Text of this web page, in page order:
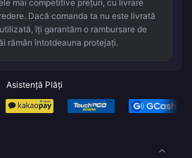
mai competitive prețuri, cu livrare
Dacă comanda ta nu este livrată
îți garantăm o rambursare de
rămân întotdeauna protejați.
Asistență Plăți